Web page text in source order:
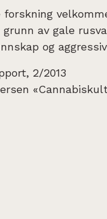
forskning
av gale
og
2/2013